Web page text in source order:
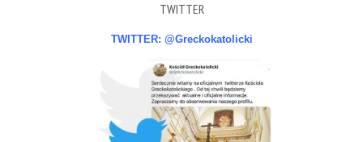
TWITTER
TWITTER: @Greckokatolicki